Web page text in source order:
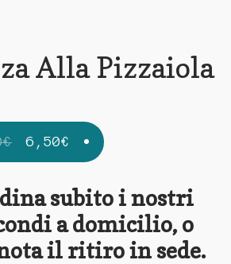
Alla Pizzaiola
€ 6,50€
subito i nostri
a domicilio, o
il ritiro in sede.